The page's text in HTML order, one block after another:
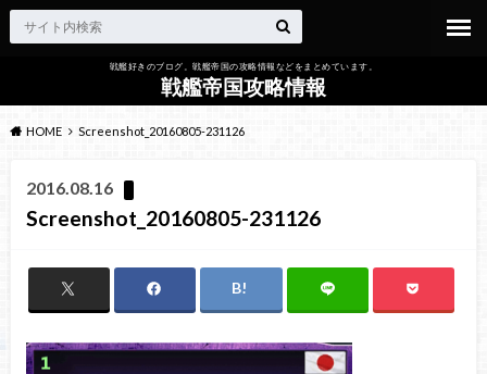
戦艦好きのブログ。戦艦帝国の攻略情報などをまとめています。
戦艦帝国攻略情報
HOME Screenshot_20160805-231126
2016.08.16
Screenshot_20160805-231126